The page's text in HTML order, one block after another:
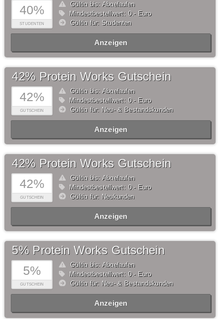
40%
STUDENTEN
Gültig bis: Abgelaufen
Mindestbestellwert: 0,- Euro
Gültig für: Studenten
Anzeigen
42%
GUTSCHEIN
42% Protein Works Gutschein
Gültig bis: Abgelaufen
Mindestbestellwert: 0,- Euro
Gültig für: Neu- & Bestandskunden
Anzeigen
42%
GUTSCHEIN
42% Protein Works Gutschein
Gültig bis: Abgelaufen
Mindestbestellwert: 0,- Euro
Gültig für: Neukunden
Anzeigen
5%
GUTSCHEIN
5% Protein Works Gutschein
Gültig bis: Abgelaufen
Mindestbestellwert: 0,- Euro
Gültig für: Neu- & Bestandskunden
Anzeigen